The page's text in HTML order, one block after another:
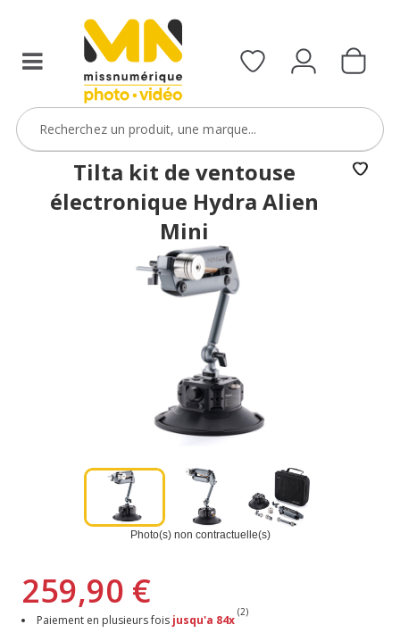
Tilta kit de ventouse
électronique Hydra Alien
Mini
Photo(s) non contractuelle(s)
259,90 €
Paiement en plusieurs fois jusqu'a 84x
(2)